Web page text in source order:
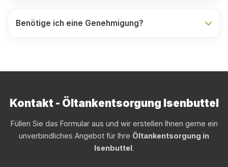
Benötige ich eine Genehmigung?
Kontakt - Öltankentsorgung Isenbuttel
Füllen Sie das Formular aus und wir erstellen Ihnen gerne ein
unverbindliches Angebot für Ihre Öltankentsorgung in
Isenbuttel.